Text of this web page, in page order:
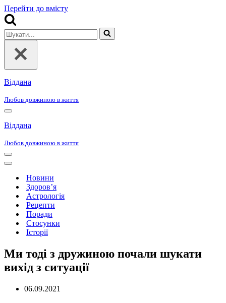
Перейти до вмісту
Шукати...
Віддана
Любов довжиною в життя
Меню
навігації
Віддана
Любов довжиною в життя
Меню
навігації
Меню
навігаціїНовини
Здоров’я
Астрологія
Рецепти
Поради
Стосунки
Історії
Ми тоді з дружиною почали шукати
вихід з ситуації
06.09.2021